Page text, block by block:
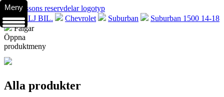
.VÄLJ BIL. Chevrolet Suburban
Suburban 1500 14-18
Fälgar
Öppna
produktmeny
Alla produkter
Meny